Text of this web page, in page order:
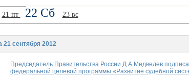
21 пт 22 Сб 23 вс
21 сентября 2012
Председатель Правительства России Д.А.Медведев
федеральной целевой программы «Развитие судебной